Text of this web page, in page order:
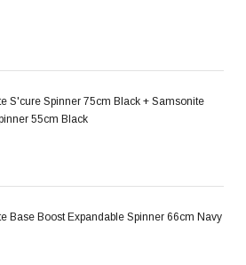
S'cure Spinner 75cm Black + Samsonite
55cm Black
Base Boost Expandable Spinner 66cm Navy